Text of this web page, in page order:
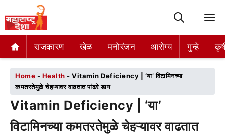
राजकारण खेळ मनोरंजन आरोग्य गुन्हे
राजकारण खेळ मनोरंजन आरोग्य गुन्हे
Home - Health - Vitamin Deficiency | ‘या’ विटामिनच्या
कमतरतेमुळे चेहऱ्यावर वाढतात पांढरे डाग
Vitamin Deficiency | ‘या’
विटामिनच्या कमतरतेमुळे चेहऱ्यावर वाढतात